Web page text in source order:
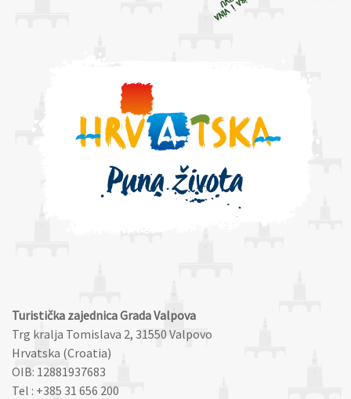
Turistička zajednica Grada Valpova
Trg kralja Tomislava 2, 31550 Valpovo
Hrvatska (Croatia)
OIB: 12881937683
Tel : +385 31 656 200